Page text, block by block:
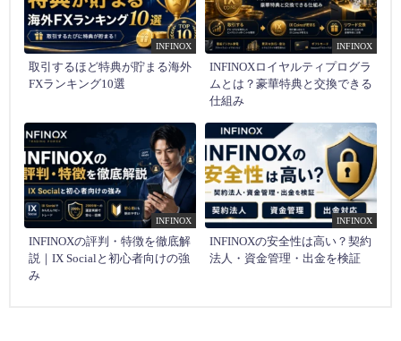
INFINOX
取引するほど特典が貯まる海外
FXランキング10選
INFINOX
INFINOXロイヤルティプログラ
ムとは？豪華特典と交換できる
仕組み
INFINOX
INFINOXの評判・特徴を徹底解
説｜IX Socialと初心者向けの強
み
INFINOX
INFINOXの安全性は高い？契約
法人・資金管理・出金を検証